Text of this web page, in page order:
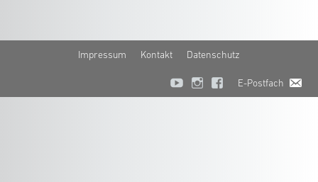
Impressum Kontakt Datenschutz
E-Postfach